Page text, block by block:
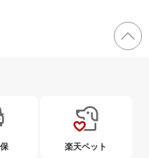
楽天ペット